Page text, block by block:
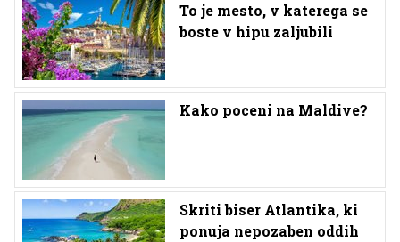
To je mesto, v katerega se
boste v hipu zaljubili
Kako poceni na Maldive?
Skriti biser Atlantika, ki
ponuja nepozaben oddih